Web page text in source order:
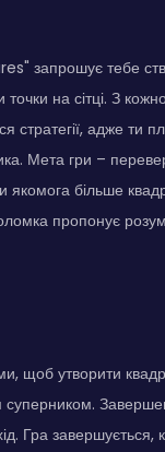
запрошує тебе
точки на сітці. З
стратегії, адже ти
Мета гри –
якомога більше
пропонує
щоб утворити
суперником.
Гра завершується,